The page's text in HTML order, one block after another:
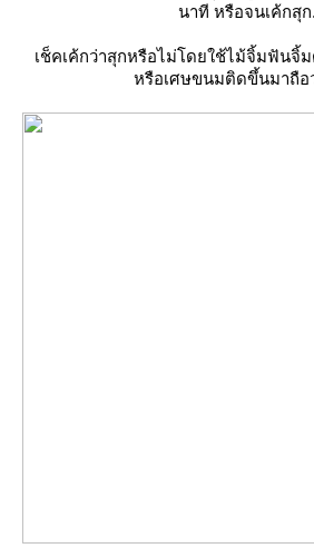
นาที หรือจนเค้กสุก
เช็คเค้กว่าสุกหรือไม่โดยใช้ไม้จิ้มฟันจิ้
หรือเศษขนมติดขึ้นมาถือ